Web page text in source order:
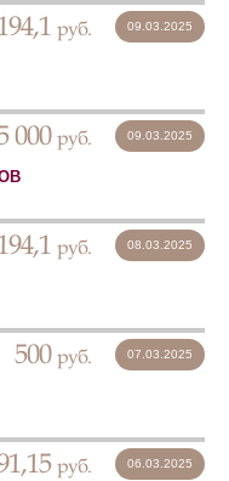
руб. 09.03.2025
000 руб. 09.03.2025
руб. 08.03.2025
500 руб. 07.03.2025
руб. 06.03.2025